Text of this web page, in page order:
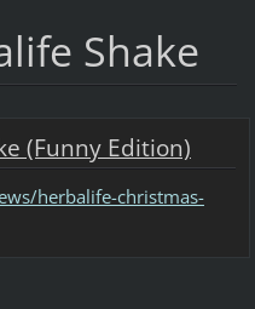
Shake
(Funny Edition)
herbalife-christmas-